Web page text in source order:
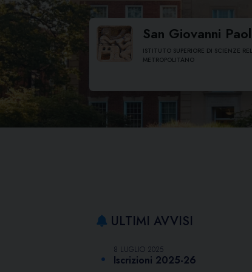
Skip
San Giovanni
ISTITUTO SUPERIORE DI SCIENZE
METROPOLITANO
ULTIMI AVVISI
8 LUGLIO 2025
Iscrizioni 2025-26